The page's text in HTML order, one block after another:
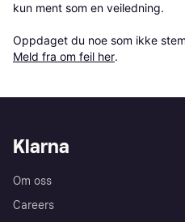
kun ment som en veiledning.
Oppdaget du noe som ikke
Meld fra om feil her.
Klarna
Om oss
Careers